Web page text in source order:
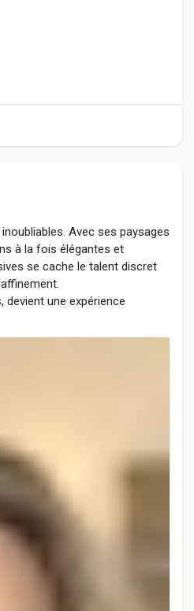
Avec ses paysages
à la fois élégantes et
se cache le talent discret
devient une expérience
design parisien et forts d’une
solutions événementielles
en terrasse du Lavaux ou
de vie. Pour ceux qui
fait toute la différence.